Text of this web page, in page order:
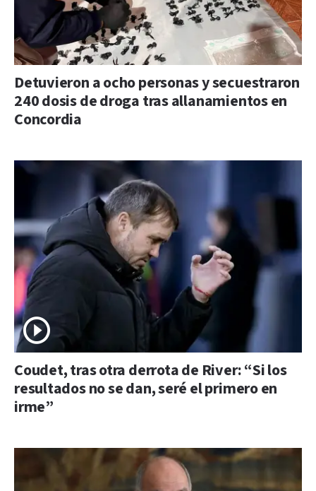
Detuvieron a ocho personas y secuestraron
240 dosis de droga tras allanamientos en
Concordia
Coudet, tras otra derrota de River: “Si los
resultados no se dan, seré el primero en
irme”